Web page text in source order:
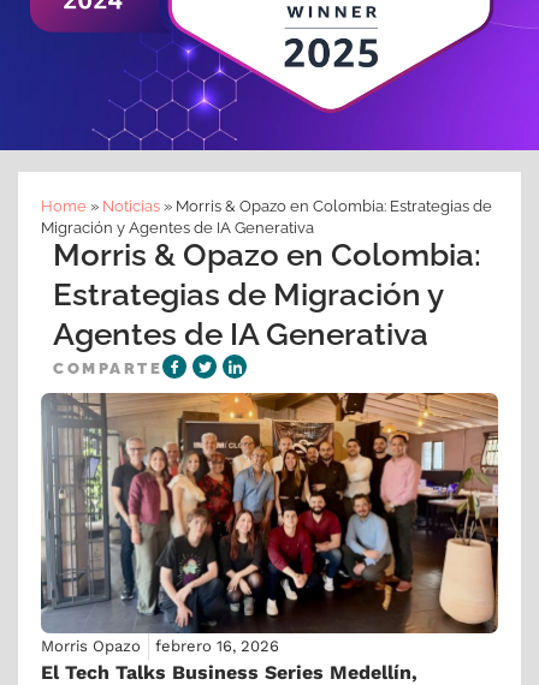
Home » Noticias » Morris & Opazo en Colombia: Estrategias de
Migración y Agentes de IA Generativa
Morris & Opazo en Colombia:
Estrategias de Migración y
Agentes de IA Generativa
COMPARTE
Morris Opazo febrero 16, 2026
El Tech Talks Business Series Medellín,